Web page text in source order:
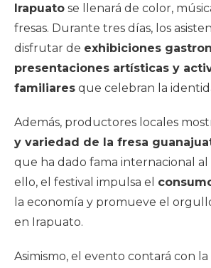
Irapuato se llenará de color,
fresas. Durante tres días, los
disfrutar de exhibiciones
presentaciones artísticas y
familiares que celebran la
Además, productores locales
y variedad de la fresa
que ha dado fama internacional al
ello, el festival impulsa el
la economía y promueve el
en Irapuato.
Asimismo, el evento contará con